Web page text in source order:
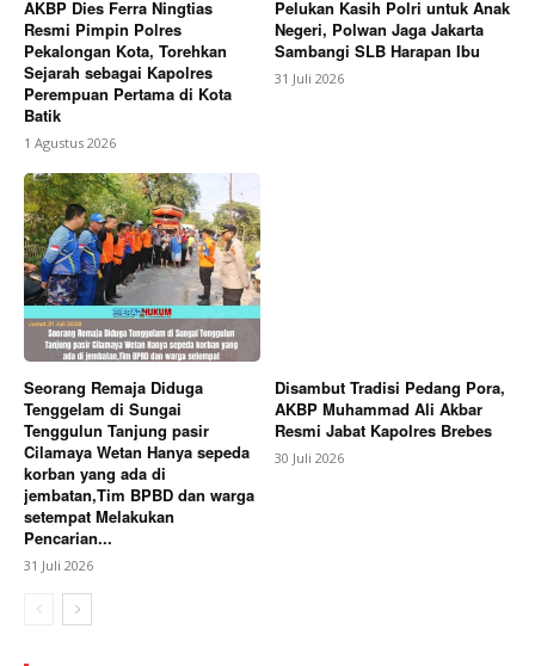
AKBP Dies Ferra Ningtias
Resmi Pimpin Polres
Pekalongan Kota, Torehkan
Sejarah sebagai Kapolres
Perempuan Pertama di Kota
Batik
1 Agustus 2026
Pelukan Kasih Polri untuk Anak
Negeri, Polwan Jaga Jakarta
Sambangi SLB Harapan Ibu
31 Juli 2026
Seorang Remaja Diduga
Tenggelam di Sungai
Tenggulun Tanjung pasir
Cilamaya Wetan Hanya sepeda
korban yang ada di
jembatan,Tim BPBD dan warga
setempat Melakukan
Pencarian...
31 Juli 2026
Disambut Tradisi Pedang Pora,
AKBP Muhammad Ali Akbar
Resmi Jabat Kapolres Brebes
30 Juli 2026